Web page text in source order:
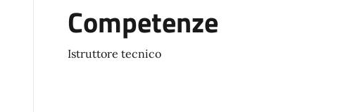
Competenze
Istruttore tecnico